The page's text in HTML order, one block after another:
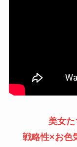
美女た
戦略性×お色